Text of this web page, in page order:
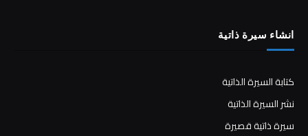
انشاء سيرة ذاتية
كتابة السيرة الذاتية
نشر السيرة الذاتية
سيرة ذاتية قصيرة